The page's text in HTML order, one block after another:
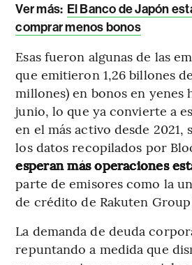
Ver más: El Banco de Japón
comprar menos bonos
Esas fueron algunas de las
que emitieron 1,26 billones
millones) en bonos en yenes
junio, lo que ya convierte a
en el más activo desde 2021,
los datos recopilados por
esperan más operaciones
parte de emisores como la
de crédito de Rakuten
La demanda de deuda
repuntando a medida que